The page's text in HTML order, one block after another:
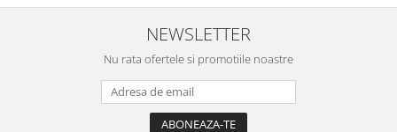
NEWSLETTER
Nu rata ofertele si promotiile noastre